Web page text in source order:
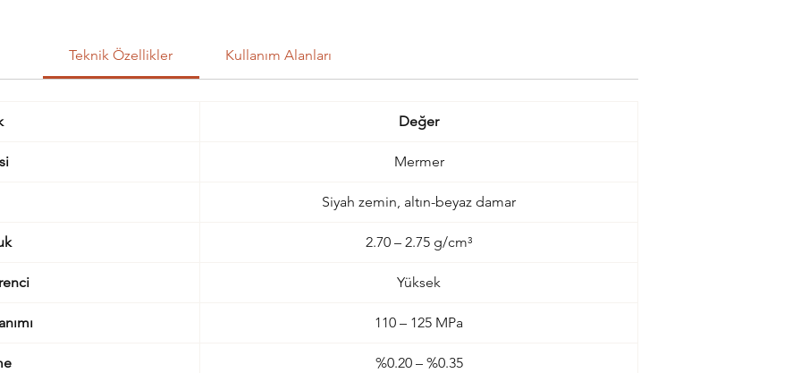
Teknik Özellikler Kullanım Alanları
Değer
Mermer
Siyah zemin, altın-beyaz damar
2.70 – 2.75 g/cm³
Yüksek
110 – 125 MPa
%0.20 – %0.35